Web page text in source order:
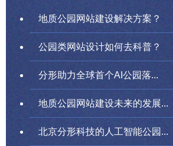
地质公园网站建设解决方案？
公园类网站设计如何去科普？
分形助力全球首个AI公园落...
地质公园网站建设未来的发展...
北京分形科技的人工智能公园...